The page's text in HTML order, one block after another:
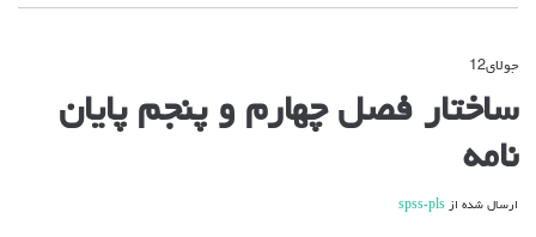
جولای12
ساختار
فصل
پایان
ساختار فصل چهارم و پنجم پایان
نامه
ارسال شده از spss-pls